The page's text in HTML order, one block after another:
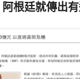
根廷就傳出